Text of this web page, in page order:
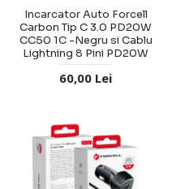
Incarcator Auto Forcell
Carbon Tip C 3.0 PD20W
CC50 1C -Negru si Cablu
Lightning 8 Pini PD20W
60,00 Lei